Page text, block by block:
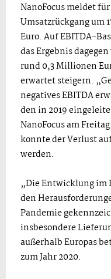
NanoFocus meldet
Umsatzrückgang um
Euro. Auf EBITDA-
das Ergebnis
rund 0,3 Millionen
erwartet steigern.
negatives EBITDA
den in 2019
NanoFocus am
konnte der Verlust
werden.
„Die Entwicklung im
den
Pandemie
insbesondere
außerhalb Europas
zum Jahr 2020.